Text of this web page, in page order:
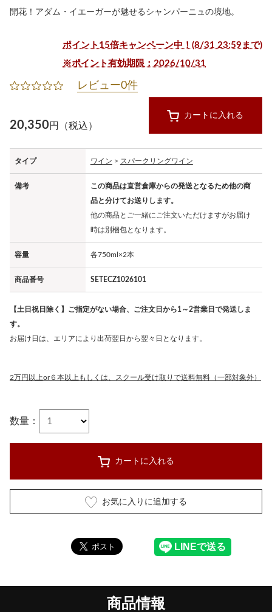
開花！アダム・イエーガーが魅せるシャンパーニュの境地。
ポイント15倍キャンペーン中！(8/31 23:59まで)
※ポイント有効期限：2026/10/31
レビュー0件
20,350円（税込）
カートに入れる
タイプ ワイン > スパークリングワイン
備考
この商品は直営倉庫からの発送となるため他の商
品と分けてお送りします。
他の商品とご一緒にご注文いただけますがお届け
時は別梱包となります。
容量 各750ml×2本
商品番号 SETECZ1026101
【土日祝日除く】ご指定がない場合、ご注文日から1～2営業日で発送しま
す。
お届け日は、エリアにより出荷翌日から翌々日となります。
2万円以上or６本以上もしくは、スクール受け取りで送料無料（一部対象外）
数量：
カートに入れる
お気に入りに追加する
商品情報